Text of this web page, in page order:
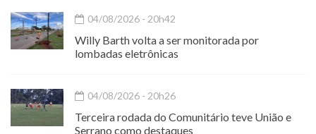
04/08/2026 - 20h42
Willy Barth volta a ser monitorada por
lombadas eletrônicas
04/08/2026 - 20h26
Terceira rodada do Comunitário teve União e
Serrano como destaques